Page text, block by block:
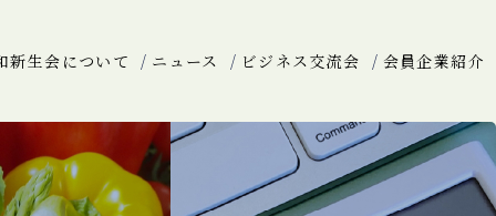
新生会について ニュース ビジネス交流会 会員企業紹介